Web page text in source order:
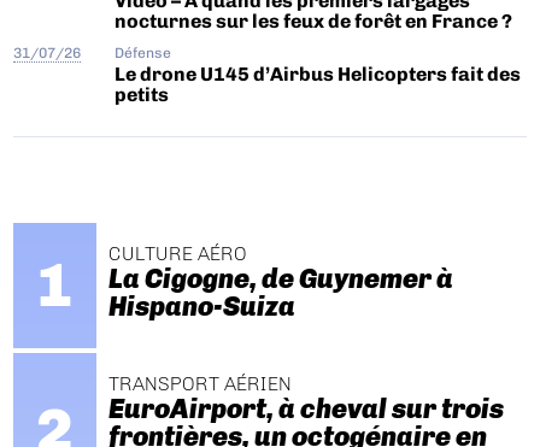
nocturnes sur les feux de forêt en France ?
31/07/26 Défense
Le drone U145 d’Airbus Helicopters fait des
petits
CULTURE AÉRO
La Cigogne, de Guynemer à
Hispano-Suiza
TRANSPORT AÉRIEN
EuroAirport, à cheval sur trois
frontières, un octogénaire en